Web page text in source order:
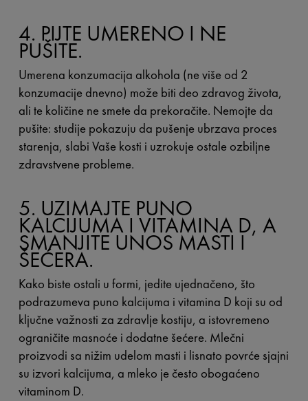
4. PIJTE UMERENO I NE
PUŠITE.
Umerena konzumacija alkohola (ne više od 2
konzumacije dnevno) može biti deo zdravog života,
ali te količine ne smete da prekoračite. Nemojte da
pušite: studije pokazuju da pušenje ubrzava proces
starenja, slabi Vaše kosti i uzrokuje ostale ozbiljne
zdravstvene probleme.
5. UZIMAJTE PUNO
KALCIJUMA I VITAMINA D, A
SMANJITE UNOS MASTI I
ŠEĆERA.
Kako biste ostali u formi, jedite ujednačeno, što
podrazumeva puno kalcijuma i vitamina D koji su od
ključne važnosti za zdravlje kostiju, a istovremeno
ograničite masnoće i dodatne šećere. Mlečni
proizvodi sa nižim udelom masti i lisnato povrće sjajni
su izvori kalcijuma, a mleko je često obogaćeno
vitaminom D.